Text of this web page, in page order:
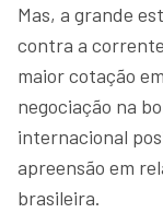
Mas, a grande
contra a corrente
maior cotação
negociação na
internacional
apreensão em
brasileira.